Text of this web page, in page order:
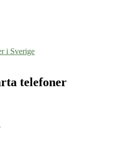
i Sverige
telefoner